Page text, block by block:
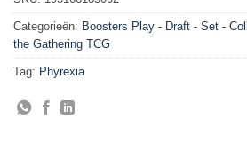
Categorieën: Boosters Play - Draft - Set -
the Gathering TCG
Tag: Phyrexia